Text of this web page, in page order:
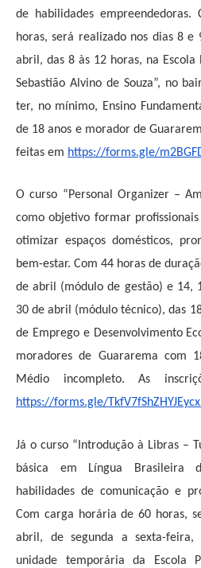
de habilidades
horas, será realizado nos dias 8
abril, das 8 às 12 horas, na Escola
Sebastião Alvino de Souza”, no
ter, no mínimo, Ensino
de 18 anos e morador de
feitas em https://forms.gle/
O curso “Personal Organizer –
como objetivo formar
otimizar espaços domésticos,
bem-estar. Com44 horas de
de abril (módulo de gestão) e 14,
30 de abril (módulo técnico), das
de Emprego e Desenvolvimento
moradores de Guararema com
Médio incompleto. As
https://forms.gle/
Já o curso “Introdução à Libras –
básica em Língua Brasileira
habilidades de comunicação e
Com carga horária de 60 horas,
abril, de segunda a sexta-feira,
unidade temporária da Escola